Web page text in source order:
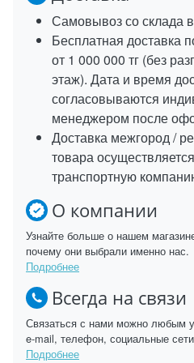
Самовывоз со склада
Бесплатная доставка
от 1 000 000 тг (без
этаж). Дата и время
согласовываются
менеджером после
Доставка межгород /
товара
транспортную
О компании
Узнайте больше о нашем
почему они выбрали именно нас.
Подробнее
Всегда на связи
Связаться с нами можно любым
e-mail, телефон, социальные
Подробнее